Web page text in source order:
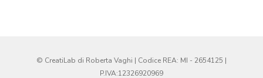
© CreatiLab di Roberta Vaghi | Codice REA: MI - 2654125 |
P.IVA:12326920969